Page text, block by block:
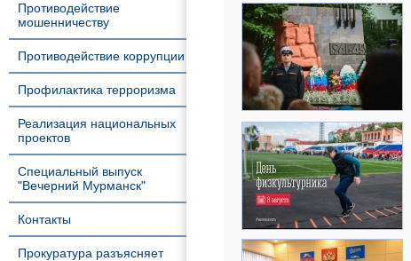
Противодействие
мошенничеству
Противодействие коррупции
Профилактика терроризма
Реализация национальных
проектов
Специальный выпуск
"Вечерний Мурманск"
Контакты
Прокуратура разъясняет